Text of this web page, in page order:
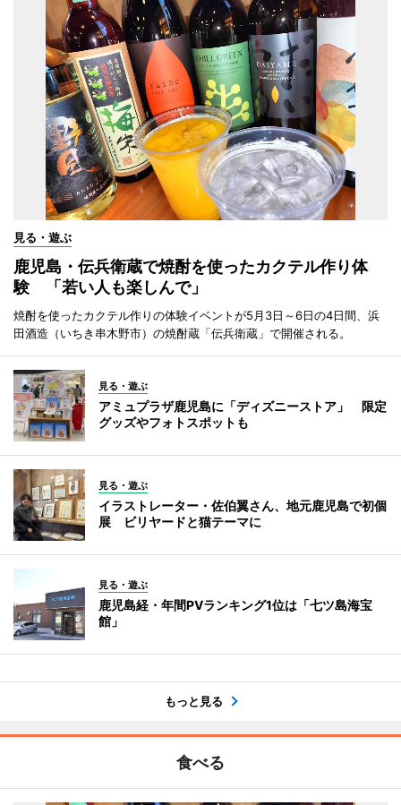
見る・遊ぶ
鹿児島・伝兵衛蔵で焼酎を使ったカクテル作り体
験 「若い人も楽しんで」
焼酎を使ったカクテル作りの体験イベントが5月3日～6日の4日間、浜
田酒造（いちき串木野市）の焼酎蔵「伝兵衛蔵」で開催される。
見る・遊ぶ
アミュプラザ鹿児島に「ディズニーストア」 限定
グッズやフォトスポットも
見る・遊ぶ
イラストレーター・佐伯翼さん、地元鹿児島で初個
展 ビリヤードと猫テーマに
見る・遊ぶ
鹿児島経・年間PVランキング1位は「七ツ島海宝
館」
もっと見る
食べる